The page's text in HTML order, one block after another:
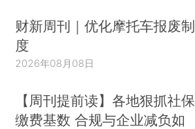
财新周刊｜优化摩托车报废制
度
2026年08月08日
【周刊提前读】各地狠抓社保
缴费基数 合规与企业减负如